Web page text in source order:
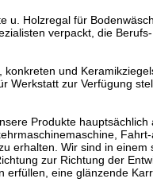
u. Holzregal für
verpackt, die
und
Werkstatt zur Verfügung
Produkte
erhalten. Wir sind in
zur Richtung der
eine glänzende